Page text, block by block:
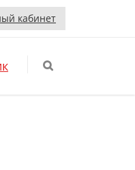
кабинет